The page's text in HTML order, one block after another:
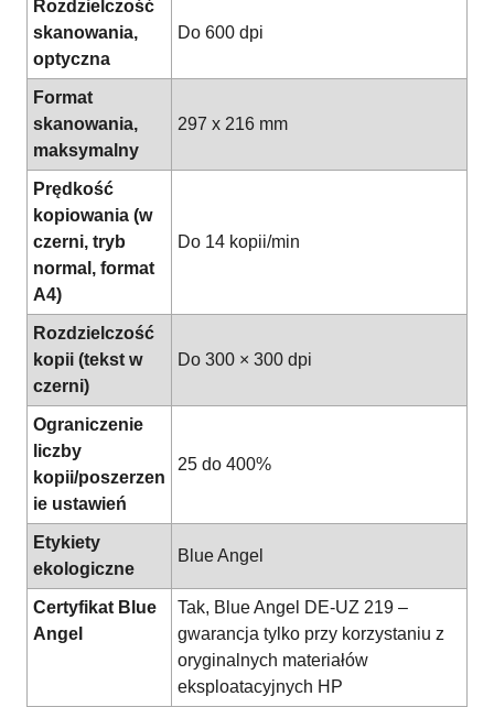
Rozdzielczość
skanowania,
optyczna
Do 600 dpi
Format
skanowania,
maksymalny
297 x 216 mm
Prędkość
kopiowania (w
czerni, tryb
normal, format
A4)
Do 14 kopii/min
Rozdzielczość
kopii (tekst w
czerni)
Do 300 × 300 dpi
Ograniczenie
liczby
kopii/poszerzen
ie ustawień
25 do 400%
Etykiety
ekologiczne
Blue Angel
Certyfikat Blue
Angel
Tak, Blue Angel DE-UZ 219 –
gwarancja tylko przy korzystaniu z
oryginalnych materiałów
eksploatacyjnych HP